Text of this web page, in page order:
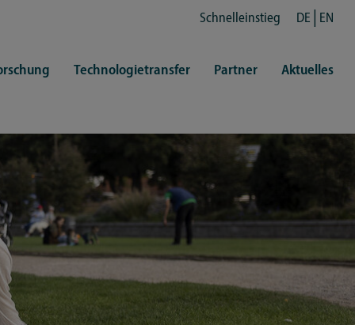
Schnelleinstieg DE EN
Kultur
Technologietransfer Partner Aktuelles